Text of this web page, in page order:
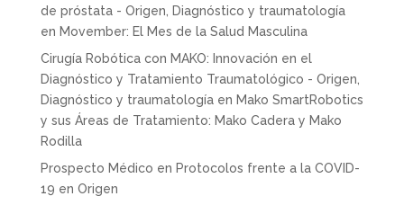
de próstata - Origen, Diagnóstico y traumatología
en Movember: El Mes de la Salud Masculina
Cirugía Robótica con MAKO: Innovación en el
Diagnóstico y Tratamiento Traumatológico - Origen,
Diagnóstico y traumatologíaen Mako SmartRobotics
y sus Áreas de Tratamiento: Mako Cadera y Mako
Rodilla
Prospecto Médico en Protocolos frente a la COVID-
19 en Origen